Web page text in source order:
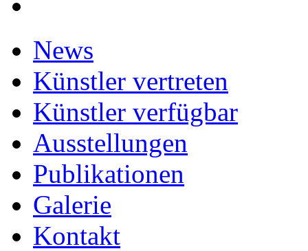
News
Künstler vertreten
Künstler verfügbar
Ausstellungen
Publikationen
Galerie
Kontakt